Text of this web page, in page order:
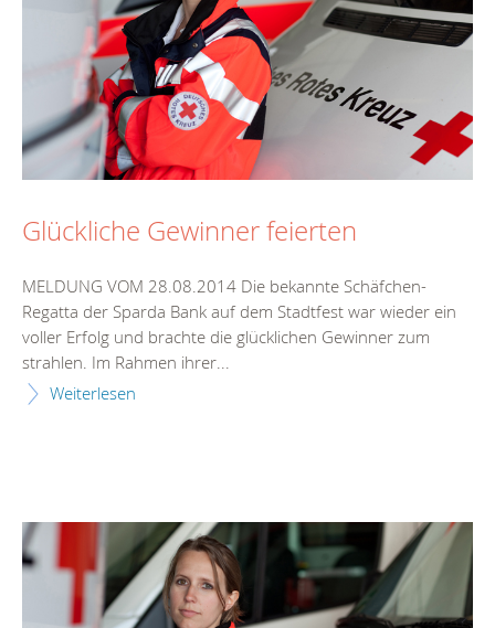
Glückliche Gewinner feierten
MELDUNG VOM 28.08.2014 Die bekannte Schäfchen-
Regatta der Sparda Bank auf dem Stadtfest war wieder ein
voller Erfolg und brachte die glücklichen Gewinner zum
strahlen. Im Rahmen ihrer...
Weiterlesen